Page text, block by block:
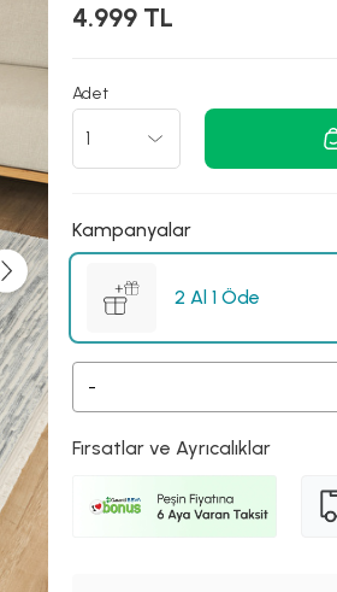
4.999 TL
Adet
Kampanyalar
2 Al 1 Öde
-
Fırsatlar ve Ayrıcalıklar